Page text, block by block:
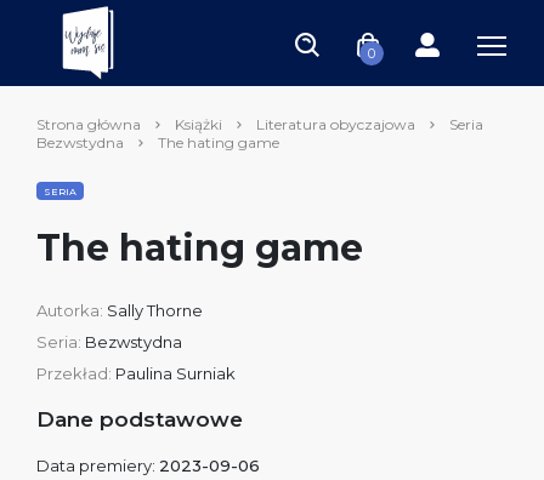
0
Strona główna Książki Literatura obyczajowa
Seria
Bezwstydna
The hating game
SERIA
The hating game
Autorka: Sally Thorne
Seria: Bezwstydna
Przekład: Paulina Surniak
Dane podstawowe
Data premiery: 2023-09-06